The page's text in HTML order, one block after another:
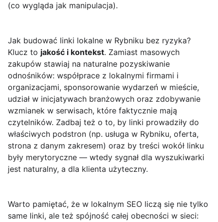
(co wygląda jak manipulacja).
Jak budować linki lokalne w Rybniku bez ryzyka?
Klucz to jakość i kontekst. Zamiast masowych
zakupów stawiaj na naturalne pozyskiwanie
odnośników: współprace z lokalnymi firmami i
organizacjami, sponsorowanie wydarzeń w mieście,
udział w inicjatywach branżowych oraz zdobywanie
wzmianek w serwisach, które faktycznie mają
czytelników. Zadbaj też o to, by linki prowadziły do
właściwych podstron (np. usługa w Rybniku, oferta,
strona z danym zakresem) oraz by treści wokół linku
były merytoryczne — wtedy sygnał dla wyszukiwarki
jest naturalny, a dla klienta użyteczny.
Warto pamiętać, że w lokalnym SEO liczą się nie tylko
same linki, ale też spójność całej obecności w sieci: